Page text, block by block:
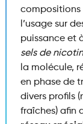
compositions
l’usage sur
puissance et
sels de
la molécule,
en phase de
divers profils
fraîches) afin